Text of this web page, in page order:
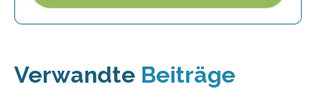
Verwandte Beiträge